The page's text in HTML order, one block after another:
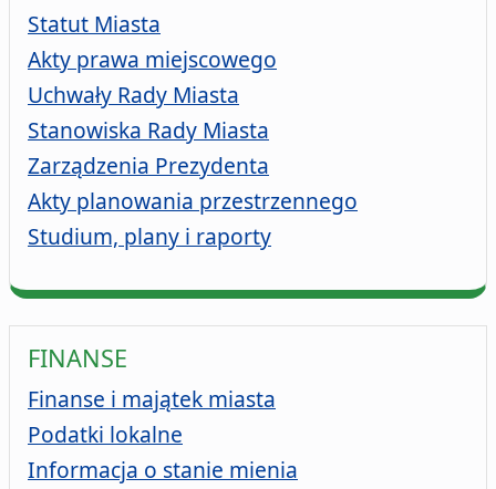
Statut Miasta
Akty prawa miejscowego
Uchwały Rady Miasta
Stanowiska Rady Miasta
Zarządzenia Prezydenta
Akty planowania przestrzennego
Studium, plany i raporty
FINANSE
Finanse i majątek miasta
Podatki lokalne
Informacja o stanie mienia